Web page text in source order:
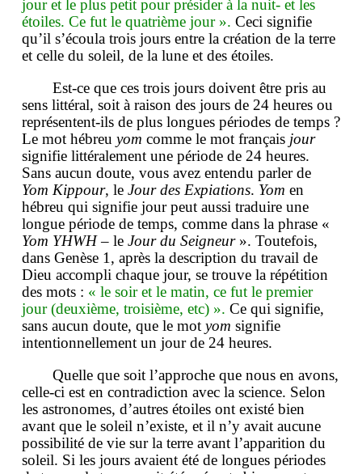
jour et le plus petit pour présider à la nuit- et les
étoiles. Ce fut le quatrième jour ». Ceci signifie
qu’il s’écoula trois jours entre la création de la terre
et celle du soleil, de la lune et des étoiles.
Est-ce que ces trois jours doivent être pris au
sens littéral, soit à raison des jours de 24 heures ou
représentent-ils de plus longues périodes de temps ?
Le mot hébreu yom comme le mot français jour
signifie littéralement une période de 24 heures.
Sans aucun doute, vous avez entendu parler de
Yom Kippour, le Jour des Expiations. Yom en
hébreu qui signifie jour peut aussi traduire une
longue période de temps, comme dans la phrase «
Yom YHWH– le Jour du Seigneur». Toutefois,
dans Genèse 1, après la description du travail de
Dieu accompli chaque jour, se trouve la répétition
des mots : « le soir et le matin, ce fut le premier
jour (deuxième, troisième, etc) ». Ce qui signifie,
sans aucun doute, que le mot yom signifie
intentionnellement un jour de 24 heures.
Quelle que soit l’approche que nous en avons,
celle-ci est en contradiction avec la science. Selon
les astronomes, d’autres étoiles ont existé bien
avant que le soleil n’existe, et il n’y avait aucune
possibilité de vie sur la terre avant l’apparition du
soleil. Si les jours avaient été de longues périodes